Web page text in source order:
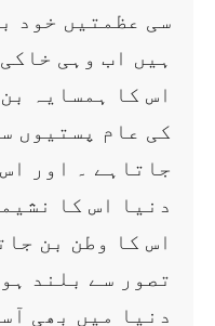
سی عظمتیں خود
ہیں اب وہی
اس کا ہمسایہ
کی عام پستیوں
جاتاہے ۔ اور
دنیا اس کا
اس کا وطن بن
تصور سے بلند
دنیا میں بھی